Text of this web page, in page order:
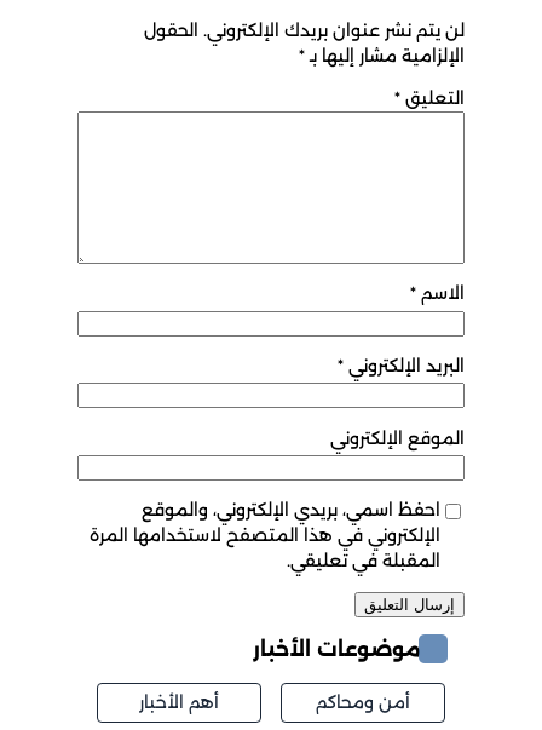
لن يتم نشر عنوان بريدك الإلكتروني. الحقول
الإلزامية مشار إليها بـ*
التعليق *
الاسم *
البريد الإلكتروني *
الموقع الإلكتروني
احفظ اسمي، بريدي الإلكتروني، والموقع
الإلكتروني في هذا المتصفح لاستخدامها المرة
المقبلة في تعليقي.
موضوعات الأخبار
أمن ومحاكم أهم الأخبار